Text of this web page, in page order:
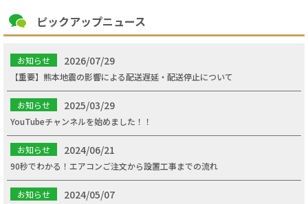
ピックアップニュース
お知らせ 2026/07/29
【重要】熊本地震の影響による配送遅延・配送停止について
お知らせ 2025/03/29
YouTubeチャンネルを始めました！！
お知らせ 2024/06/21
90秒でわかる！エアコンご注文から設置工事までの流れ
お知らせ 2024/05/07